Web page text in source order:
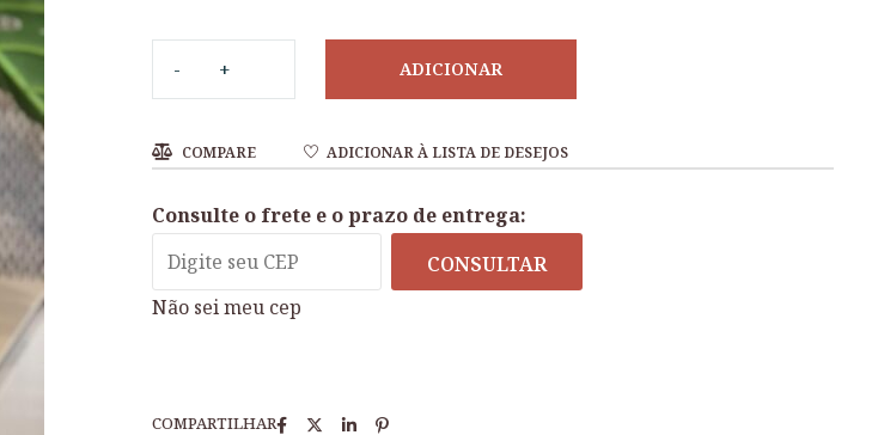
ADICIONAR
COMPARE ADICIONAR À LISTA DE DESEJOS
Consulte o frete e o prazo de entrega:
CONSULTAR
Não sei meu cep
COMPARTILHAR